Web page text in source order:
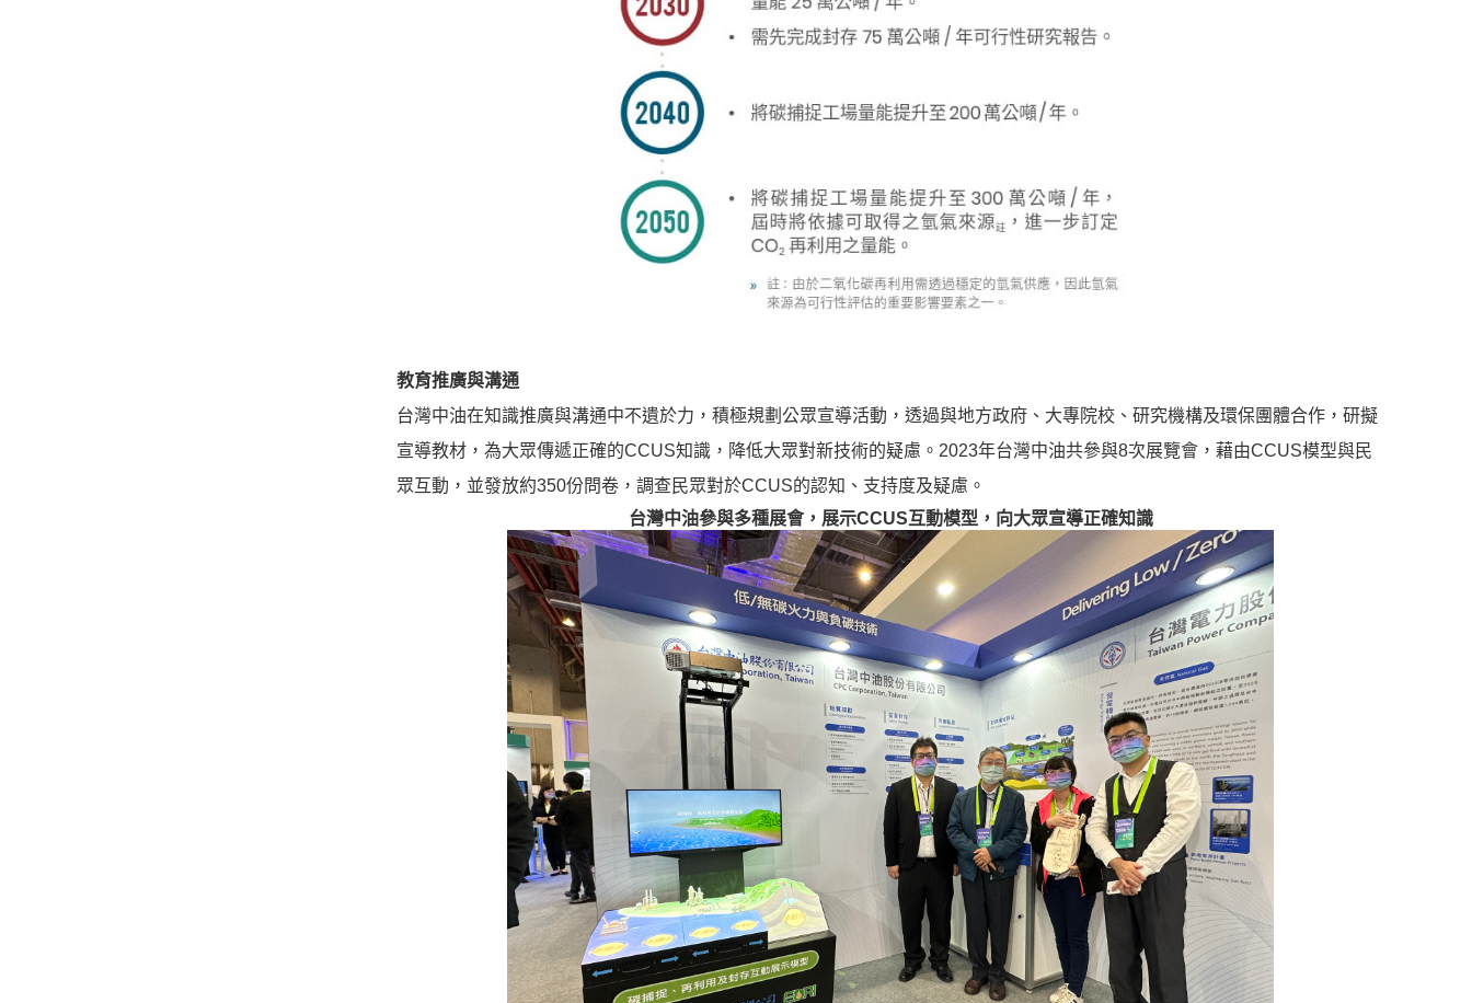
教育推廣與溝通
台灣中油在知識推廣與溝通中不遺於力，積極規劃公眾宣導活動，透過與地方政府、大專院校、研究機構及環保團體合作，研擬
宣導教材，為大眾傳遞正確的CCUS知識，降低大眾對新技術的疑慮。2023年台灣中油共參與8次展覽會，藉由CCUS模型與民
眾互動，並發放約350份問卷，調查民眾對於CCUS的認知、支持度及疑慮。
台灣中油參與多種展會，展示CCUS互動模型，向大眾宣導正確知識